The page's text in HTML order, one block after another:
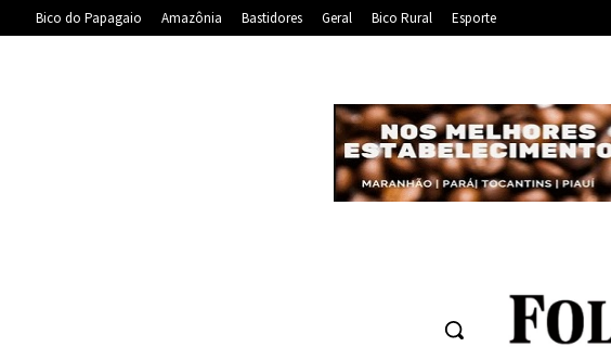
Bico do Papagaio Amazônia Bastidores Geral Bico Rural Esporte